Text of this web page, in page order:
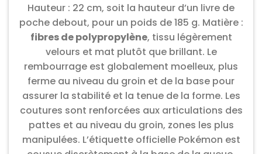
Hauteur : 22 cm, soit la hauteur d’un livre de
poche debout, pour un poids de 185 g. Matière :
fibres de polypropylène, tissu légèrement
velours et mat plutôt que brillant. Le
rembourrage est globalement moelleux, plus
ferme au niveau du groin et de la base pour
assurer la stabilité et la tenue de la forme. Les
coutures sont renforcées aux articulations des
pattes et au niveau du groin, zones les plus
manipulées. L’étiquette officielle Pokémon est